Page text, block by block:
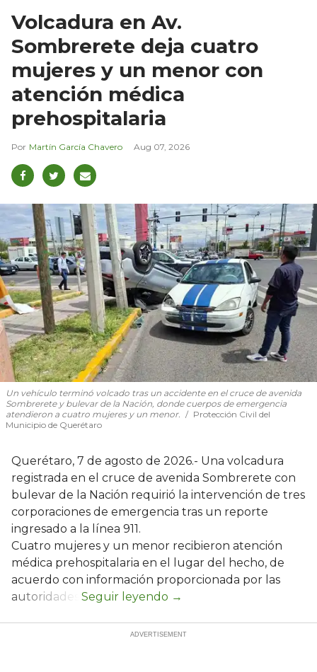
Volcadura en Av.
Sombrerete deja cuatro
mujeres y un menor con
atención médica
prehospitalaria
Martín García Chavero Aug 07, 2026
Un vehículo terminó volcado tras un accidente en el cruce de avenida
Sombrerete y bulevar de la Nación, donde cuerpos de emergencia
atendieron a cuatro mujeres y un menor.
Protección Civil del
Municipio de Querétaro
Querétaro, 7 de agosto de 2026.- Una volcadura
registrada en el cruce de avenida Sombrerete con
bulevar de la Nación requirió la intervención de tres
corporaciones de emergencia tras un reporte
ingresado a la línea 911.
Cuatro mujeres y un menor recibieron atención
médica prehospitalaria en el lugar del hecho, de
acuerdo con información proporcionada por las
autoridades.